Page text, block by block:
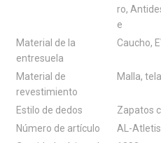
ro,
e
Material de la
entresuela
Caucho,
Material de
revestimiento
Malla,
Estilo de dedos
Zapatos
Número de artículo
AL-